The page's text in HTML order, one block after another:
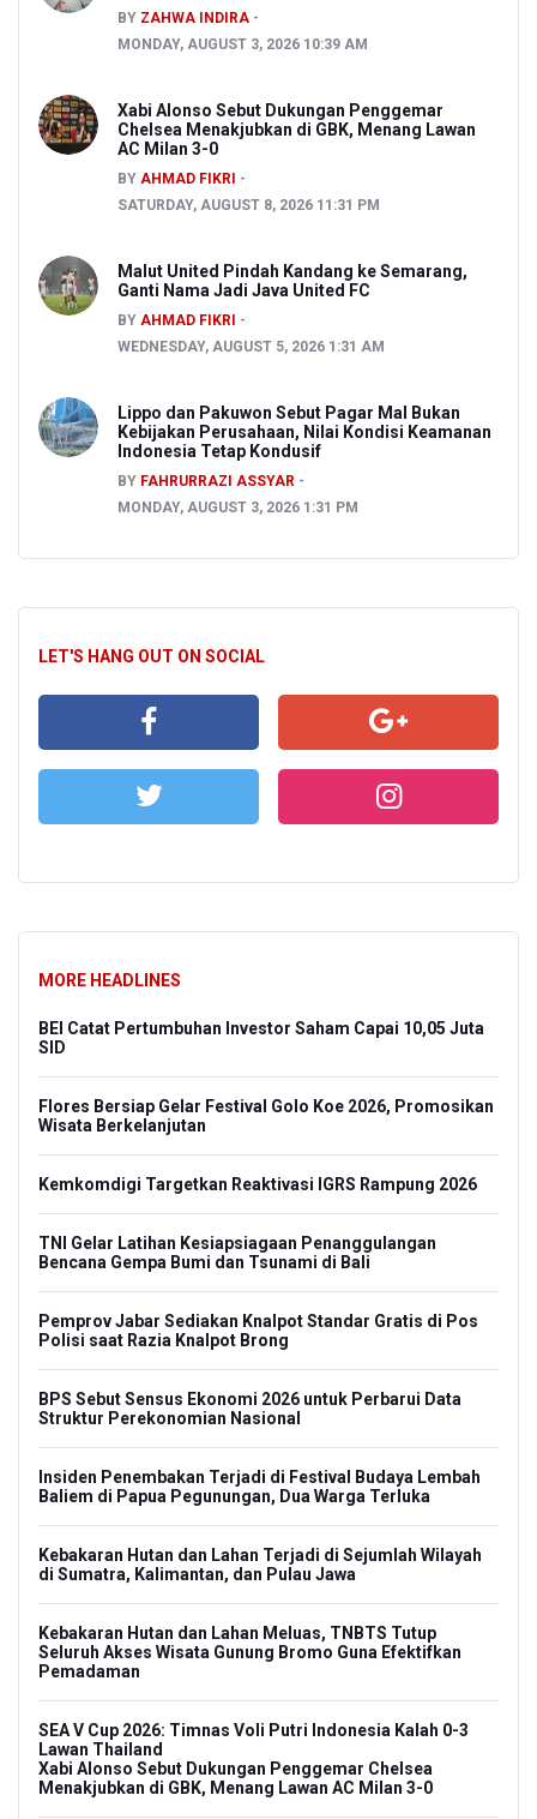
BY ZAHWA INDIRA
MONDAY, AUGUST 3, 2026 10:39 AM
Xabi Alonso Sebut Dukungan Penggemar
Chelsea Menakjubkan di GBK, Menang Lawan
AC Milan 3-0
BY AHMAD FIKRI
SATURDAY, AUGUST 8, 2026 11:31 PM
Malut United Pindah Kandang ke Semarang,
Ganti Nama Jadi Java United FC
BY AHMAD FIKRI
WEDNESDAY, AUGUST 5, 2026 1:31 AM
Lippo dan Pakuwon Sebut Pagar Mal Bukan
Kebijakan Perusahaan, Nilai Kondisi Keamanan
Indonesia Tetap Kondusif
BY FAHRURRAZI ASSYAR
MONDAY, AUGUST 3, 2026 1:31 PM
LET'S HANG OUT ON SOCIAL
MORE HEADLINES
BEI Catat Pertumbuhan Investor Saham Capai 10,05 Juta
SID
Flores Bersiap Gelar Festival Golo Koe 2026, Promosikan
Wisata Berkelanjutan
Kemkomdigi Targetkan Reaktivasi IGRS Rampung 2026
TNI Gelar Latihan Kesiapsiagaan Penanggulangan
Bencana Gempa Bumi dan Tsunami di Bali
Pemprov Jabar Sediakan Knalpot Standar Gratis di Pos
Polisi saat Razia Knalpot Brong
BPS Sebut Sensus Ekonomi 2026 untuk Perbarui Data
Struktur Perekonomian Nasional
Insiden Penembakan Terjadi di Festival Budaya Lembah
Baliem di Papua Pegunungan, Dua Warga Terluka
Kebakaran Hutan dan Lahan Terjadi di Sejumlah Wilayah
di Sumatra, Kalimantan, dan Pulau Jawa
Kebakaran Hutan dan Lahan Meluas, TNBTS Tutup
Seluruh Akses Wisata Gunung Bromo Guna Efektifkan
Pemadaman
SEA V Cup 2026: Timnas Voli Putri Indonesia Kalah 0-3
Lawan Thailand
Xabi Alonso Sebut Dukungan Penggemar Chelsea
Menakjubkan di GBK, Menang Lawan AC Milan 3-0